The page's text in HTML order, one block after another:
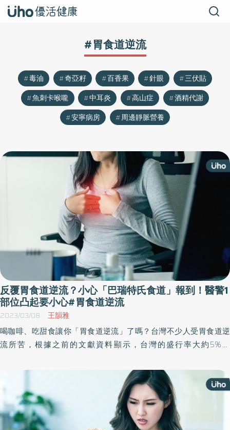
#胃食道逆流
毒油 奇亞籽 百香果 針眼
三伏貼
魚刺卡喉嚨
中耳炎 高山症
酒精代謝
安寧病房
周邊靜脈營養
反覆胃食道逆流？小心「巴瑞特氏食道」報到！醫警1
部位凸起要小心#胃食道逆流
2023/03/08 王韻雅
喝咖啡、吃甜食讓你「胃食道逆流」了嗎？台灣不少人受胃食道逆
流所苦，根據之前的文獻資料顯示，台灣的盛行率大約5%～
流，可能導致「巴瑞特氏食道」，嚴重有可能演變成食道癌。對此
醫師建議，每年要複查胃鏡，積極服用藥物治療和注意生活習慣，
才能避免癌變的可能。